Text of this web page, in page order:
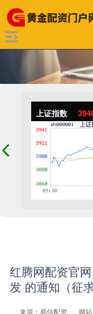
上证指数
红腾网配资官
发 的通知（征
来源：易信配资 网